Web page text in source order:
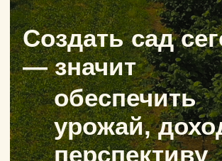
подробнее
С технологической картой,
графиком обработок
и поддержкой экспертов.
ПОДРОБНЕЕ